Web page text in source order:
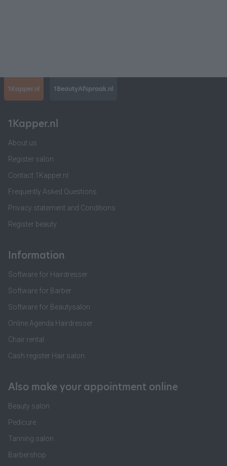
1Kapper.nl 1BeautyAfspraak.nl
1Kapper.nl
About us
Register salon
Contact 1Kapper.nl
Frequently Asked Questions
Privacy statement and Conditions
Register beauty
Information
Software for Hairdresser
Software for Barber
Software for Beautysalon
Online Agenda Hairdresser
Chair rental
Cash register Hair salon
Also make your appointment online
Beauty salon
Pedicure
Tanning salon
Barbershop